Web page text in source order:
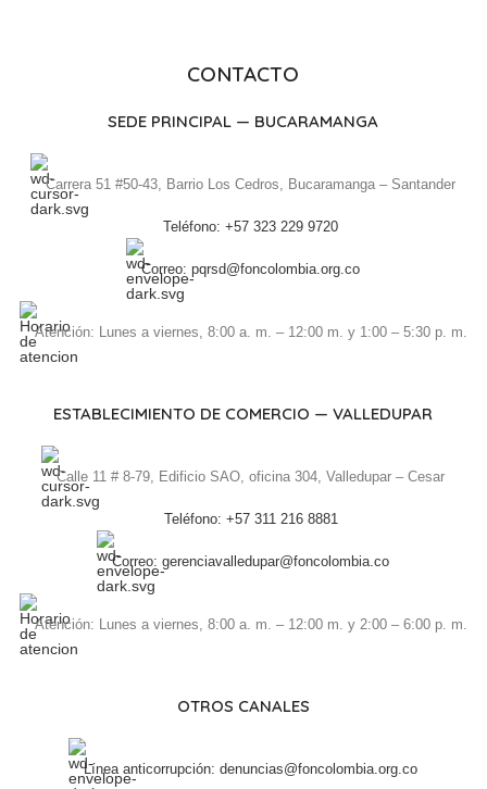
CONTACTO
SEDE PRINCIPAL — BUCARAMANGA
Carrera 51 #50-43, Barrio Los Cedros, Bucaramanga – Santander
Teléfono: +57 323 229 9720
Correo: pqrsd@foncolombia.org.co
Atención: Lunes a viernes, 8:00 a. m. – 12:00 m. y 1:00 – 5:30 p. m.
ESTABLECIMIENTO DE COMERCIO — VALLEDUPAR
Calle 11 # 8-79, Edificio SAO, oficina 304, Valledupar – Cesar
Teléfono: +57 311 216 8881
Correo: gerenciavalledupar@foncolombia.co
Atención: Lunes a viernes, 8:00 a. m. – 12:00 m. y 2:00 – 6:00 p. m.
OTROS CANALES
Línea anticorrupción: denuncias@foncolombia.org.co